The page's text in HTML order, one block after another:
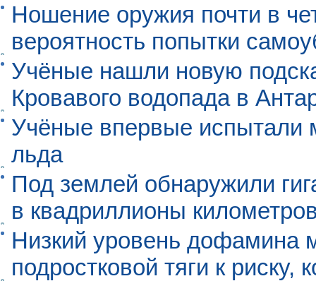
Ношение оружия почти в
вероятность попытки
Учёные нашли новую
Кровавого водопада в
Учёные впервые испытали
льда
Под землей обнаружили
в квадриллионы
Низкий уровень дофамина
подростковой тяги к риску,